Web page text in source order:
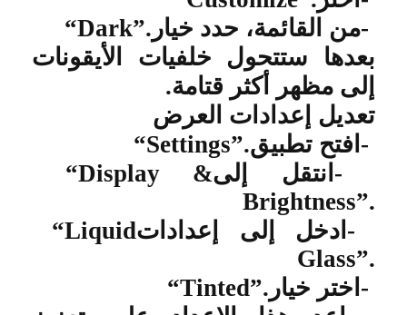
-من القائمة، حدد خيار “Dark”.
بعدها ستتحول خلفيات الأيقونات
إلى مظهر أكثر قتامة.
تعديل إعدادات العرض
- افتح تطبيق“Settings”.
- انتقل إلى“Display &
Brightness”.
- ادخل إلى إعدادات“Liquid
Glass”.
- اختر خيار “Tinted”.